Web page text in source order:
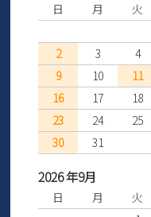
日 月 火
2
3 4
9
10 11
16
17 18
23
24 25
30
31
2026 年9月
日 月 火